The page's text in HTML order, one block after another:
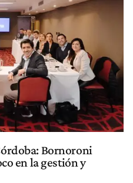
Bornoroni
en la gestión y